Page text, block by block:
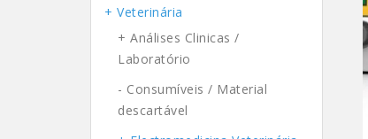
Veterinária
Análises Clinicas /
Laboratório
- Consumíveis / Material
descartável